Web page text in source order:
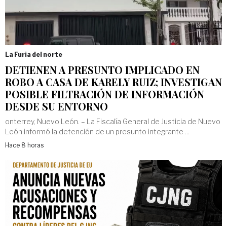
La Furia del norte
DETIENEN A PRESUNTO IMPLICADO EN
ROBO A CASA DE KARELY RUIZ; INVESTIGAN
POSIBLE FILTRACIÓN DE INFORMACIÓN
DESDE SU ENTORNO
onterrey, Nuevo León. – La Fiscalía General de Justicia de Nuevo
León informó la detención de un presunto integrante ...
Hace 8 horas